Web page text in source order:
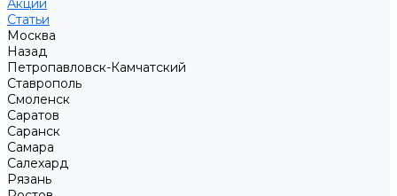
Акции
Статьи
Москва
Назад
Петропавловск-Камчатский
Ставрополь
Смоленск
Саратов
Саранск
Самара
Салехард
Рязань